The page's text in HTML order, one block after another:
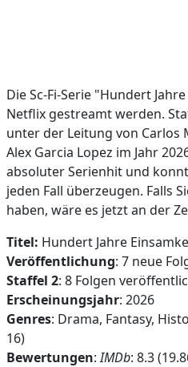
Die Sc-Fi-Serie "Hundert
Netflix gestreamt werden.
unter der Leitung von Carlos
Alex Garcia Lopez im Jahr
absoluter Serienhit und
jeden Fall überzeugen. Falls
haben, wäre es jetzt an der
Titel: Hundert Jahre
Veröffentlichung: 7 neue
Staffel 2: 8 Folgen
Erscheinungsjahr: 2026
Genres: Drama, Fantasy,
16)
Bewertungen:IMDb: 8.3